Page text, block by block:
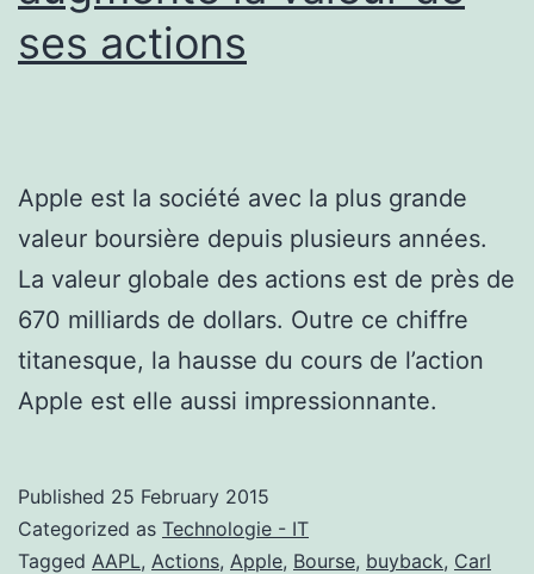
ses actions
Apple est la société avec la plus grande
valeur boursière depuis plusieurs années.
La valeur globale des actions est de près de
670 milliards de dollars. Outre ce chiffre
titanesque, la hausse du cours de l’action
Apple est elle aussi impressionnante.
Published 25 February 2015
Categorized as Technologie - IT
Tagged AAPL, Actions, Apple, Bourse, buyback, Carl